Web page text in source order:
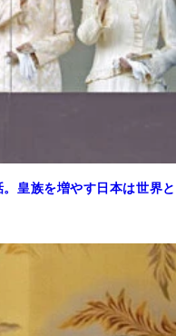
皇族を増やす日本は世界と